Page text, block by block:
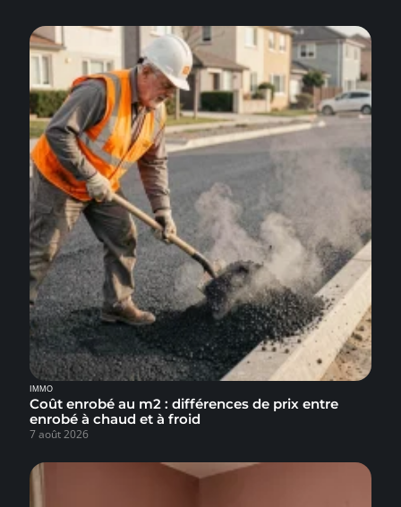
IMMO
Coût enrobé au m2 : différences de prix entre
enrobé à chaud et à froid
7 août 2026